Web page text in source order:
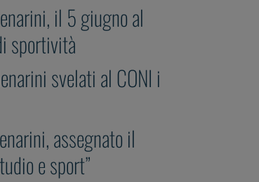
il 5 giugno al
sportività
svelati al CONI i
assegnato il
e sport”